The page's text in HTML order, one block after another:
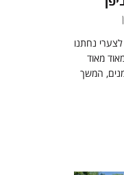
נחתנו
מאוד
המשך